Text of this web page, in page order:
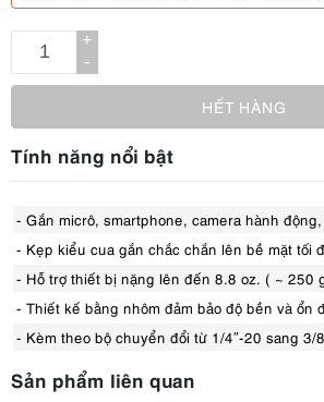
+
-
HẾT HÀNG
Tính năng nổi bật
- Gắn micrô, smartphone, camera hành
- Kẹp kiểu cua gắn chắc chắn lên bề mặt tối
- Hỗ trợ thiết bị nặng lên đến 8.8 oz. ( ~ 250
- Thiết kế bằng nhôm đảm bảo độ bền và ổn
- Kèm theo bộ chuyển đổi từ 1/4″-20 sang 3/
Sản phẩm liên quan